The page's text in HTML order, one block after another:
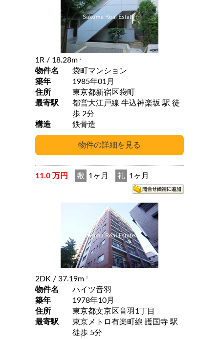
1R / 18.28m 2
物件名
袋町マンション
築年
1985年01月
住所
東京都新宿区袋町
最寄駅
都営大江戸線 牛込神楽坂 駅 徒
歩 2分
構造
鉄骨造
11.0 万円 敷 1ヶ月 礼 1ヶ月
2DK / 37.19m 2
物件名
ハイツ音羽
築年
1978年10月
住所
東京都文京区音羽1丁目
最寄駅
東京メトロ有楽町線 護国寺 駅
徒歩 5分